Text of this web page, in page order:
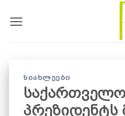
ᲡᲘᲐᲮᲚᲔᲔᲑᲘ
პრეზიდენტს